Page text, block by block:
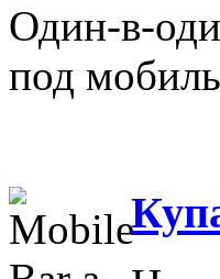
Один-в-
под